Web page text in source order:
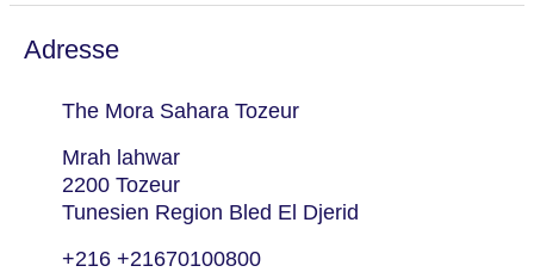
Adresse
The Mora Sahara Tozeur
Mrah lahwar
2200 Tozeur
Tunesien Region Bled El Djerid
+216 +21670100800